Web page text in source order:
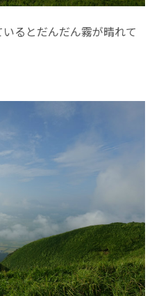
るとだんだん霧が晴れて